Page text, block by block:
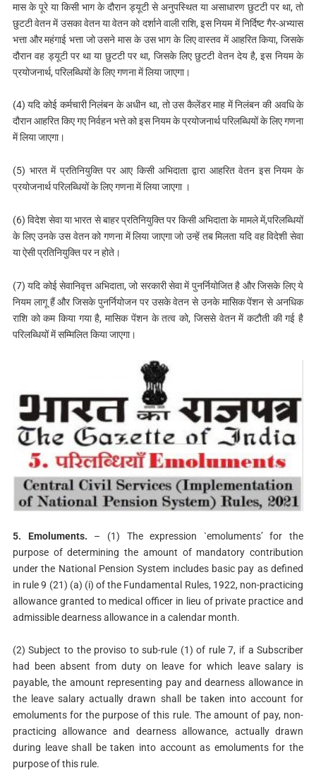
मास के पूरे या किसी भाग के दौरान ड्यूटी से अनुपस्थित या असाधारण छुटटी पर था, तो
छुटटी वेतन में उसका वेतन या वेतन को दर्शाने वाली राशि, इस नियम में निर्दिष्ट गैर-अभ्यास
भत्ता और महंगाई भत्ता जो उसने मास के उस भाग के लिए वास्तव में आहरित किया, जिसके
दौरान वह ड्यूटी पर था या छुटटी पर था, जिसके लिए छुटटी वेतन देय है, इस नियम के
प्रयोजनार्थ, परिलब्धियों के लिए गणना में लिया जाएगा।
(4) यदि कोई कर्मचारी निलंबन के अधीन था, तो उस कैलेंडर माह में निलंबन की अवधि के
दौरान आहरित किए गए निर्वहन भत्ते को इस नियम के प्रयोजनार्थ परिलब्धियों के लिए गणना
में लिया जाएगा।
(5) भारत में प्रतिनियुक्ति पर आए किसी अभिदाता द्वारा आहरित वेतन इस नियम के
प्रयोजनार्थ परिलब्धियों के लिए गणना में लिया जाएगा ।
(6) विदेश सेवा या भारत से बाहर प्रतिनियुक्ति पर किसी अभिदाता के मामले में,परिलब्धियों
के लिए उनके उस वेतन को गणना में लिया जाएगा जो उन्हें तब मिलता यदि वह विदेशी सेवा
या ऐसी प्रतिनियुक्ति पर न होते।
(7) यदि कोई सेवानिवृत्त अभिदाता, जो सरकारी सेवा में पुनर्नियोजित है और जिसके लिए ये
नियम लागू हैं और जिसके पुनर्नियोजन पर उसके वेतन से उनके मासिक पेंशन से अनधिक
राशि को कम किया गया है, मासिक पेंशन के तत्व को, जिससे वेतन में कटौती की गई है
परिलब्धियों में सम्मिलित किया जाएगा।
5. Emoluments. – (1) The expression `emoluments’ for the
purpose of determining the amount of mandatory contribution
under the National Pension System includes basic pay as defined
in rule 9 (21) (a) (i) of the Fundamental Rules, 1922, non-practicing
allowance granted to medical officer in lieu of private practice and
admissible dearness allowance in a calendar month.
(2) Subject to the proviso to sub-rule (1) of rule 7, if a Subscriber
had been absent from duty on leave for which leave salary is
payable, the amount representing pay and dearness allowance in
the leave salary actually drawn shall be taken into account for
emoluments for the purpose of this rule. The amount of pay, non-
practicing allowance and dearness allowance, actually drawn
during leave shall be taken into account as emoluments for the
purpose of this rule.